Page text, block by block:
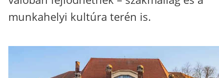
munkahelyi kultúra terén is.